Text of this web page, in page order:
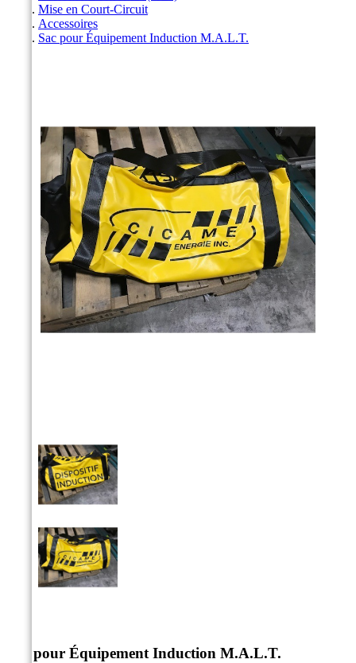
Mise en Court-Circuit
Accessoires
Sac pour Équipement Induction M.A.L.T.
Sac pour Équipement Induction M.A.L.T.